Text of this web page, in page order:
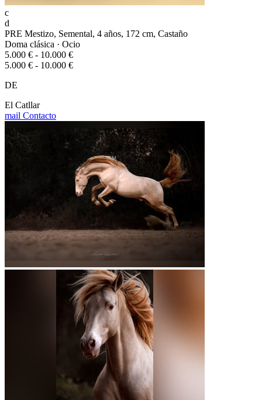
c
d
PRE Mestizo, Semental, 4 años, 172 cm, Castaño
Doma clásica · Ocio
5.000 € - 10.000 €
5.000 € - 10.000 €
DE
El Catllar
mail Contacto